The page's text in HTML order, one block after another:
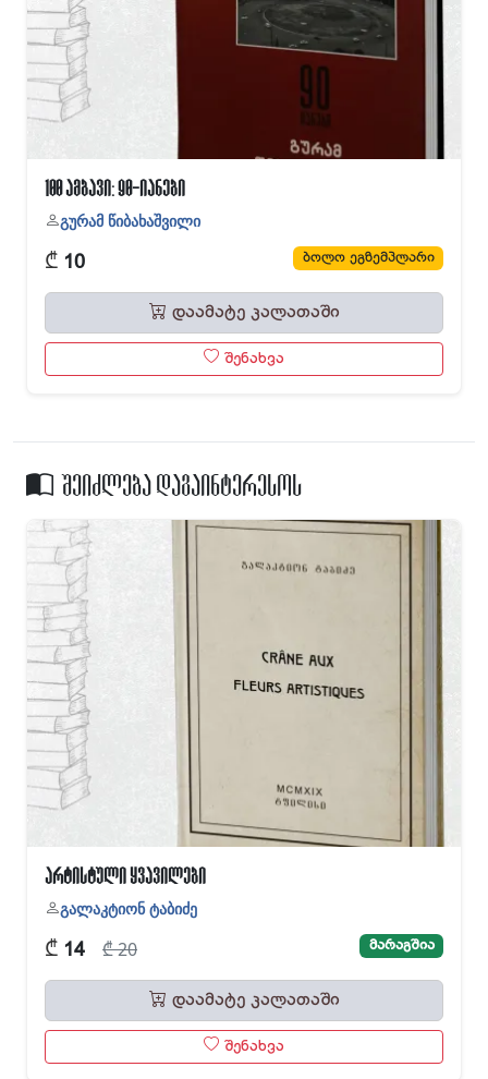
100 ამბავი: 90-იანები
გურამ წიბახაშვილი
₾ 10 ბოლო ეგზემპლარი
დაამატე კალათაში
შენახვა
შეიძლება დაგაინტერესოს
არტისტული ყვავილები
გალაკტიონ ტაბიძე
₾ 14 ₾ 20 მარაგშია
დაამატე კალათაში
შენახვა